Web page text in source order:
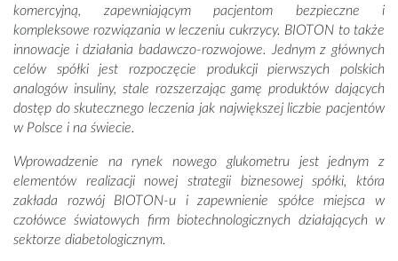
komercyjną, zapewniającym pacjentom bezpieczne i
kompleksowe rozwiązania w leczeniu cukrzycy. BIOTON to także
innowacje i działania badawczo-rozwojowe. Jednym z głównych
celów spółki jest rozpoczęcie produkcji pierwszych polskich
analogów insuliny, stale rozszerzając gamę produktów dających
dostęp do skutecznego leczenia jak największej liczbie pacjentów
w Polsce i na świecie.
Wprowadzenie na rynek nowego glukometru jest jednym z
elementów realizacji nowej strategii biznesowej spółki, która
zakłada rozwój BIOTON-u i zapewnienie spółce miejsca w
czołówce światowych firm biotechnologicznych działających w
sektorze diabetologicznym.